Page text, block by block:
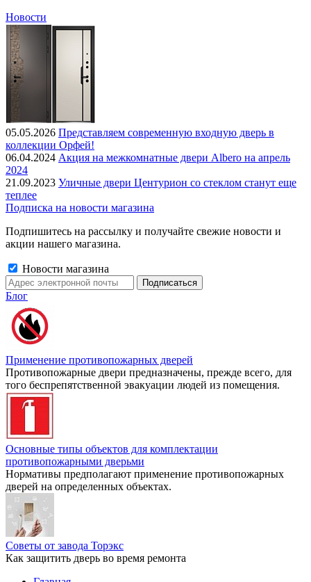
Новости
05.05.2026 Представляем современную входную дверь в
коллекции Орфей!
06.04.2024 Акция на межкомнатные двери Albero на апрель
2024
21.09.2023 Уличные двери Центурион со стеклом станут еще
теплее
Подписка на новости магазина
Подпишитесь на рассылку и получайте свежие новости и
акции нашего магазина.
Новости магазина
Блог
Применение противопожарных дверей
Противопожарные двери предназначены, прежде всего, для
того беспрепятственной эвакуации людей из помещения.
Основные типы объектов для комплектации
противопожарными дверьми
Нормативы предполагают применение противопожарных
дверей на определенных объектах.
Советы от завода Торэкс
Как защитить дверь во время ремонта